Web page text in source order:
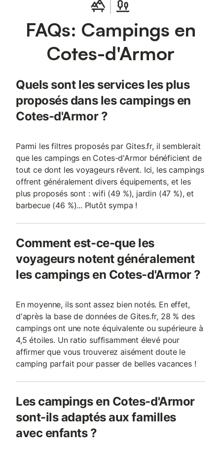
FAQs: Campings en
Cotes-d'Armor
Quels sont les services les plus
proposés dans les campings en
Cotes-d'Armor ?
Parmi les filtres proposés par Gites.fr, il semblerait
que les campings en Cotes-d'Armor bénéficient de
tout ce dont les voyageurs rêvent. Ici, les campings
offrent généralement divers équipements, et les
plus proposés sont : wifi (49 %), jardin (47 %), et
barbecue (46 %)... Plutôt sympa !
Comment est-ce-que les
voyageurs notent généralement
les campings en Cotes-d'Armor ?
En moyenne, ils sont assez bien notés. En effet,
d'après la base de données de Gites.fr, 28 % des
campings ont une note équivalente ou supérieure à
4,5 étoiles. Un ratio suffisamment élevé pour
affirmer que vous trouverez aisément doute le
camping parfait pour passer de belles vacances !
Les campings en Cotes-d'Armor
sont-ils adaptés aux familles
avec enfants ?